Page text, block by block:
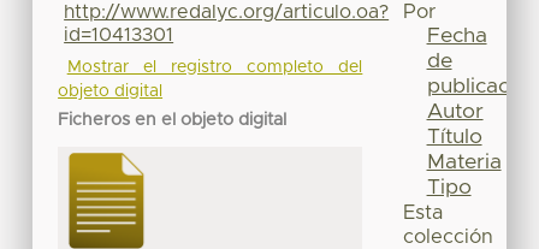
http://www.redalyc.org/articulo.oa?
id=10413301
Mostrar el registro completo del
objeto digital
Ficheros en el objeto digital
Por
Fecha
de
publicación
Autor
Título
Materia
Tipo
Esta
colección